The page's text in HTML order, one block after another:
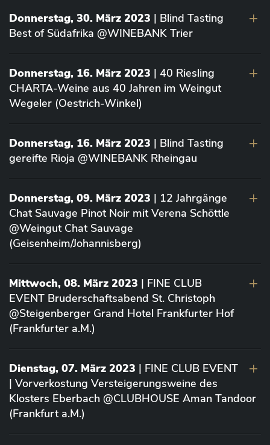
Donnerstag, 30. März 2023 | Blind Tasting
Best of Südafrika @WINEBANK Trier
Donnerstag, 16. März 2023 | 40 Riesling
CHARTA-Weine aus 40 Jahren im Weingut
Wegeler (Oestrich-Winkel)
Donnerstag, 16. März 2023 | Blind Tasting
gereifte Rioja @WINEBANK Rheingau
Donnerstag, 09. März 2023 | 12 Jahrgänge
Chat Sauvage Pinot Noir mit Verena Schöttle
@Weingut Chat Sauvage
(Geisenheim/Johannisberg)
Mittwoch, 08. März 2023 | FINE CLUB
EVENT Bruderschaftsabend St. Christoph
@Steigenberger Grand Hotel Frankfurter Hof
(Frankfurter a.M.)
Dienstag, 07. März 2023 | FINE CLUB EVENT
| Vorverkostung Versteigerungsweine des
Klosters Eberbach @CLUBHOUSE Aman Tandoor
(Frankfurt a.M.)